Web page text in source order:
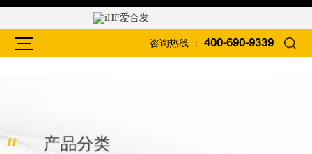
咨询热线 ： 400-690-9339
产品分类